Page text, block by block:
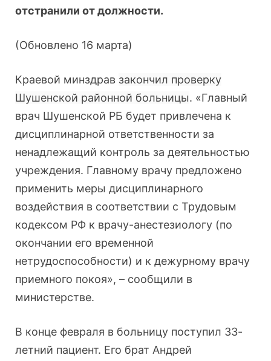
отстранили от должности.
(Обновлено 16 марта)
Краевой минздрав закончил проверку
Шушенской районной больницы. «Главный
врач Шушенской РБ будет привлечена к
дисциплинарной ответственности за
ненадлежащий контроль за деятельностью
учреждения. Главному врачу предложено
применить меры дисциплинарного
воздействия в соответствии с Трудовым
кодексом РФ к врачу-анестезиологу (по
окончании его временной
нетрудоспособности) и к дежурному врачу
приемного покоя», – сообщили в
министерстве.
В конце февраля в больницу поступил 33-
летний пациент. Его брат Андрей